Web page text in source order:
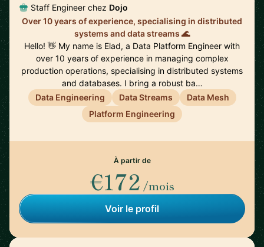
Staff Engineer chez Dojo
Over 10 years of experience, specialising in distributed
systems and data streams 🌊
Hello! 👋 My name is Elad, a Data Platform Engineer with
over 10 years of experience in managing complex
production operations, specialising in distributed systems
and databases. I bring a robust ba…
Data Engineering
Data Streams
Data Mesh
Platform Engineering
À partir de
€172 /mois
Voir le profil